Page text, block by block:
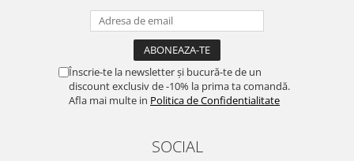
Înscrie-te la newsletter și bucură-te de un
discount exclusiv de -10% la prima ta comandă.
Afla mai multe in Politica de Confidentialitate
SOCIAL